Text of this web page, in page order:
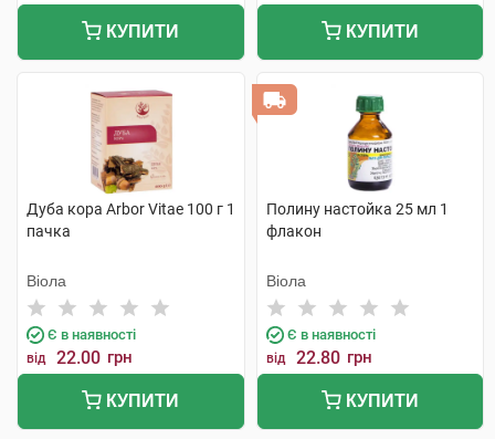
КУПИТИ КУПИТИ
Дуба кора Arbor Vitae 100 г 1
пачка
Віола
Є в наявності
від 22.00 грн
КУПИТИ
Полину настойка 25 мл 1
флакон
Віола
Є в наявності
від 22.80 грн
КУПИТИ